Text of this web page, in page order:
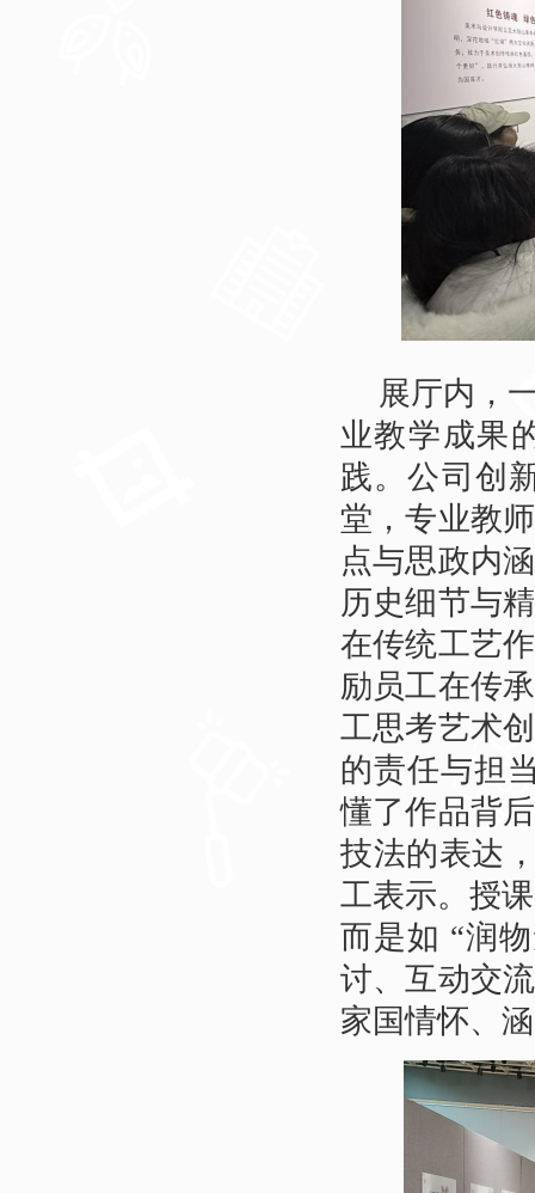
展厅内，
业教学成果
践。公司创
堂，专业教
点与思政内
历史细节与
在传统工艺
励员工在传
工思考艺术
的责任与担
懂了作品背
技法的表达
工表示。授
而是如 “润
讨、互动交
家国情怀、